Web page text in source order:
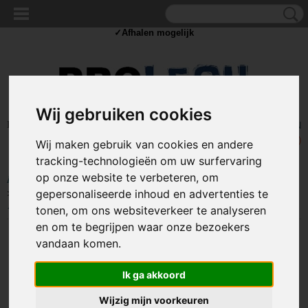
Wij gebruiken cookies
Wij maken gebruik van cookies en andere
tracking-technologieën om uw surfervaring
op onze website te verbeteren, om
gepersonaliseerde inhoud en advertenties te
tonen, om ons websiteverkeer te analyseren
en om te begrijpen waar onze bezoekers
vandaan komen.
Ik ga akkoord
Wijzig mijn voorkeuren
Inloggen Registreren
UW WINKELWAGEN
Geen producten
(0)
Home >COMPONENTEN> KABELSCHOEN / DRAAD CONNECTORS
>
Aftakklemmen / snelkoppelingen>Draad Connectors Aftakklem 0,25 -
1mm2 - Rood 10 stuks
✓Afhalen mogelijk